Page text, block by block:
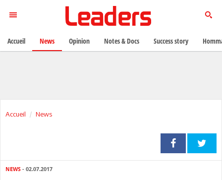
Accueil News
NEWS - 02.07.2017
Accueil News Opinion Notes & Docs Success story